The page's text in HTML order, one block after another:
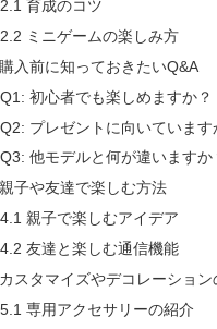
2.1 育成のコツ
2.2 ミニゲームの楽しみ方
入前に知っておきたいQ&A
Q1: 初心者でも楽しめますか？
Q2: プレゼントに向いています
Q3: 他モデルと何が違いますか
子や友達で楽しむ方法
4.1 親子で楽しむアイデア
4.2 友達と楽しむ通信機能
スタマイズやデコレーション
5.1 専用アクセサリーの紹介